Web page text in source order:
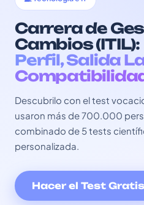
Carrera de
Cambios (ITIL):
Perfil, Salida
Descubrilo con el test
usaron más de 700.000
combinado de 5 tests
personalizada.
Hacer el Test